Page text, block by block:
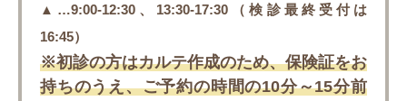
▲…9:00-12:30、13:30-17:30（検診最終受付は
16:45）
※初診の方はカルテ作成のため、保険証をお
持ちのうえ、ご予約の時間の10分～15分前